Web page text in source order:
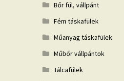
Bőr fül, vállpánt
Fém táskafülek
Műanyag táskafülek
Műbőr vállpántok
Tálcafülek